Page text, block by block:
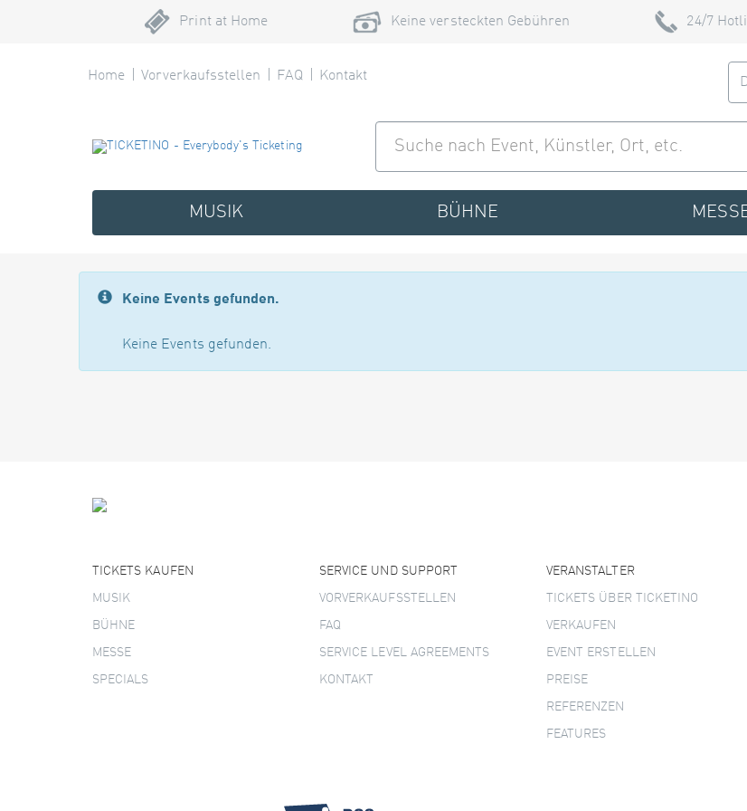
Print at Home Keine versteckten Gebühren 24/7
Home Vorverkaufsstellen FAQ Kontakt
MUSIK BÜHNE
Keine Events gefunden.
Keine Events gefunden.
TICKETS KAUFEN
MUSIK
BÜHNE
MESSE
SPECIALS
SERVICE UND SUPPORT
VORVERKAUFSSTELLEN
FAQ
SERVICE LEVEL AGREEMENTS
KONTAKT
VERANSTALTER
TICKETS ÜBER TICKETINO
VERKAUFEN
EVENT ERSTELLEN
PREISE
REFERENZEN
FEATURES